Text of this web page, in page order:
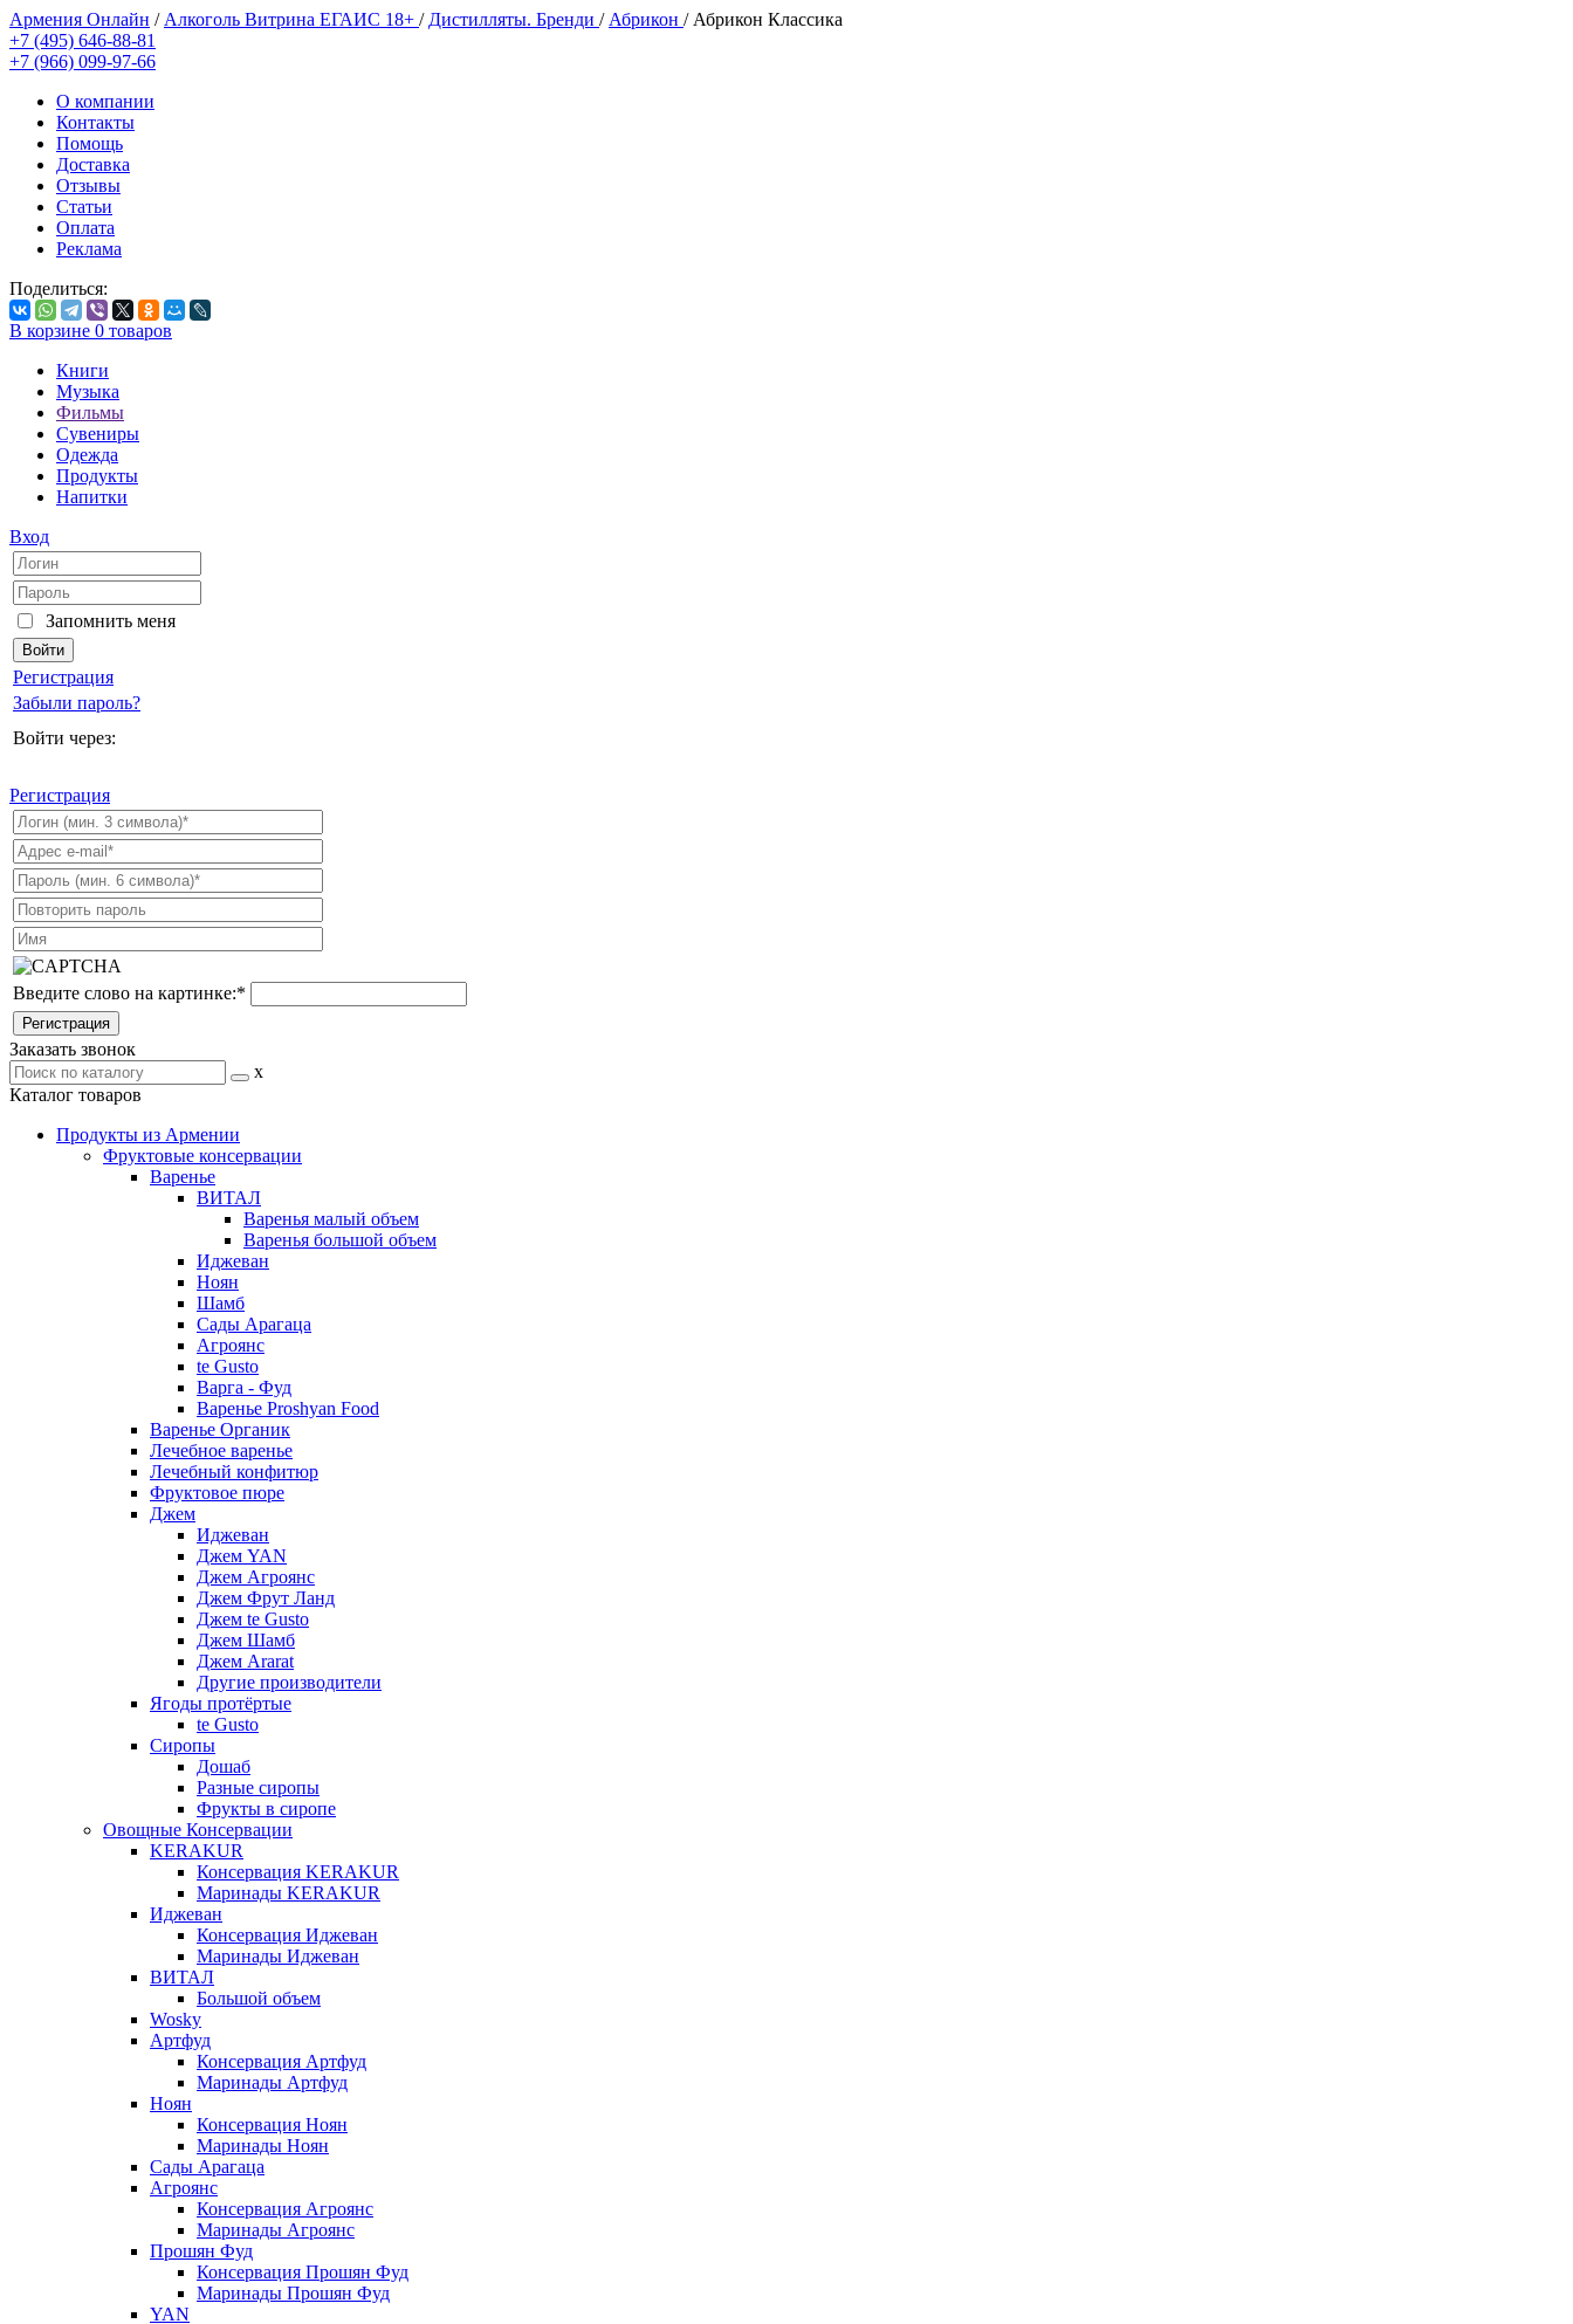
Армения Онлайн / Алкоголь Витрина ЕГАИС 18+ / Дистилляты. Бренди / Абрикон / Абрикон Классика
+7 (495) 646-88-81
+7 (966) 099-97-66
О компании
Контакты
Помощь
Доставка
Отзывы
Статьи
Оплата
Реклама
Поделиться:
В корзине 0 товаров
Книги
Музыка
Фильмы
Сувениры
Одежда
Продукты
Напитки
Вход
Запомнить меня
Регистрация
Забыли пароль?
Войти через:
Регистрация
Введите слово на картинке:*
Заказать звонок
x
Каталог товаров
Продукты из Армении
Фруктовые консервации
Варенье
ВИТАЛ
Варенья малый объем
Варенья большой объем
Иджеван
Ноян
Шамб
Сады Арагаца
Агроянс
te Gusto
Варга - Фуд
Варенье Proshyan Food
Варенье Органик
Лечебное варенье
Лечебный конфитюр
Фруктовое пюре
Джем
Иджеван
Джем YAN
Джем Агроянс
Джем Фрут Ланд
Джем te Gusto
Джем Шамб
Джем Ararat
Другие производители
Ягоды протёртые
te Gusto
Сиропы
Дошаб
Разные сиропы
Фрукты в сиропе
Овощные Консервации
KERAKUR
Консервация KERAKUR
Маринады KERAKUR
Иджеван
Консервация Иджеван
Маринады Иджеван
ВИТАЛ
Большой объем
Wosky
Артфуд
Консервация Артфуд
Маринады Артфуд
Ноян
Консервация Ноян
Маринады Ноян
Сады Арагаца
Агроянс
Консервация Агроянс
Маринады Агроянс
Прошян Фуд
Консервация Прошян Фуд
Маринады Прошян Фуд
YAN